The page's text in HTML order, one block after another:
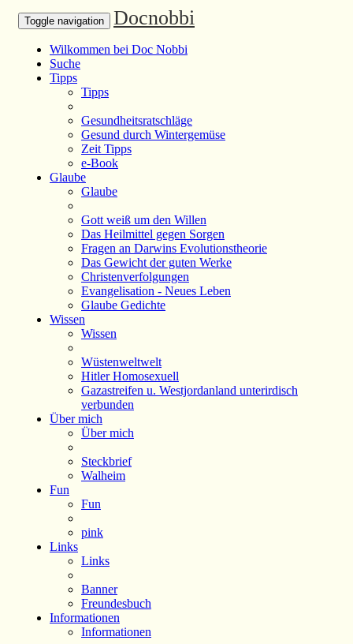
Toggle navigation Docnobbi
Wilkommen bei Doc Nobbi
Suche
Tipps
Tipps
Gesundheitsratschläge
Gesund durch Wintergemüse
Zeit Tipps
e-Book
Glaube
Glaube
Gott weiß um den Willen
Das Heilmittel gegen Sorgen
Fragen an Darwins Evolutionstheorie
Das Gewicht der guten Werke
Christenverfolgungen
Evangelisation - Neues Leben
Glaube Gedichte
Wissen
Wissen
Wüstenweltwelt
Hitler Homosexuell
Gazastreifen u. Westjordanland unterirdisch
verbunden
Über mich
Über mich
Steckbrief
Walheim
Fun
Fun
pink
Links
Links
Banner
Freundesbuch
Informationen
Informationen